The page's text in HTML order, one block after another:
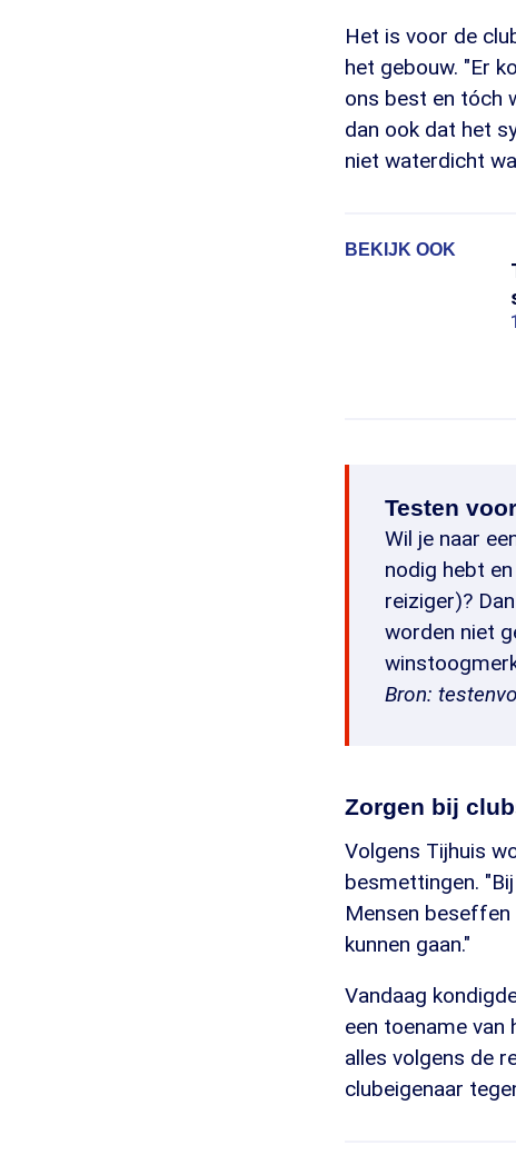
Het is voor de
het gebouw. "Er
ons best en tóch
dan ook dat het
niet waterdicht
BEKIJK OOK
Testen
Wil je naar
nodig hebt
reiziger)?
worden niet
Bron:
Zorgen bij
Volgens Tijhuis
besmettingen.
Mensen
kunnen gaan."
Vandaag
een toename van
alles volgens de
clubeigenaar